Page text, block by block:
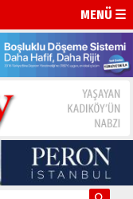
MENÜ ☰